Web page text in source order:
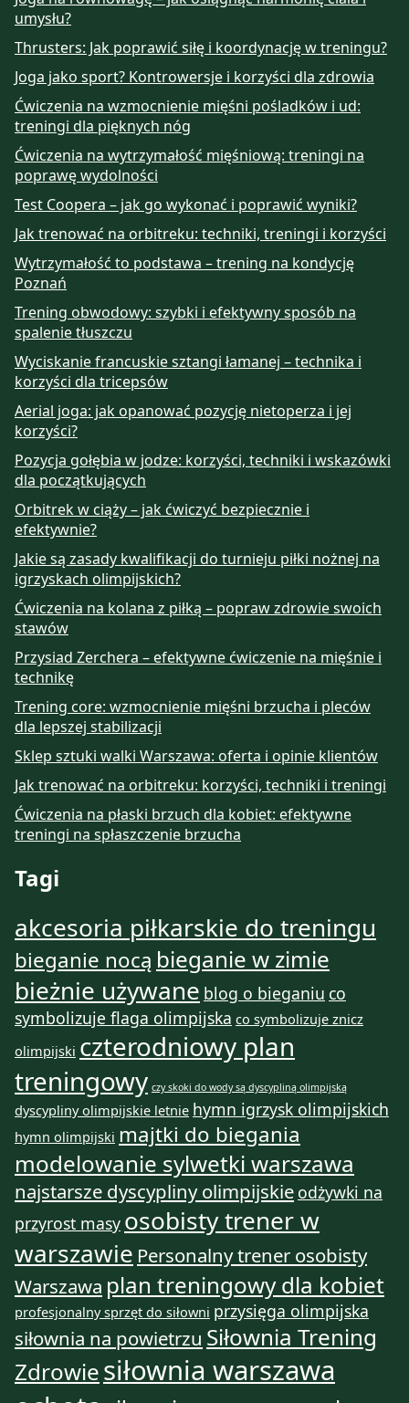
umysłu?
Thrusters: Jak poprawić siłę i koordynację w treningu?
Joga jako sport? Kontrowersje i korzyści dla zdrowia
Ćwiczenia na wzmocnienie mięśni pośladków i ud:
treningi dla pięknych nóg
Ćwiczenia na wytrzymałość mięśniową: treningi na
poprawę wydolności
Test Coopera – jak go wykonać i poprawić wyniki?
Jak trenować na orbitreku: techniki, treningi i korzyści
Wytrzymałość to podstawa – trening na kondycję
Poznań
Trening obwodowy: szybki i efektywny sposób na
spalenie tłuszczu
Wyciskanie francuskie sztangi łamanej – technika i
korzyści dla tricepsów
Aerial joga: jak opanować pozycję nietoperza i jej
korzyści?
Pozycja gołębia w jodze: korzyści, techniki i wskazówki
dla początkujących
Orbitrek w ciąży – jak ćwiczyć bezpiecznie i
efektywnie?
Jakie są zasady kwalifikacji do turnieju piłki nożnej na
igrzyskach olimpijskich?
Ćwiczenia na kolana z piłką – popraw zdrowie swoich
stawów
Przysiad Zerchera – efektywne ćwiczenie na mięśnie i
technikę
Trening core: wzmocnienie mięśni brzucha i pleców
dla lepszej stabilizacji
Sklep sztuki walki Warszawa: oferta i opinie klientów
Jak trenować na orbitreku: korzyści, techniki i treningi
Ćwiczenia na płaski brzuch dla kobiet: efektywne
treningi na spłaszczenie brzucha
Tagi
akcesoria piłkarskie do treningu
bieganie nocą bieganie w zimie
bieżnie używane blog o bieganiu co
symbolizuje flaga olimpijska co symbolizuje znicz
olimpijski czterodniowy plan
treningowy czy skoki do wody są dyscypliną olimpijską
dyscypliny olimpijskie letnie hymn igrzysk olimpijskich
hymn olimpijski majtki do biegania
modelowanie sylwetki warszawa
najstarsze dyscypliny olimpijskie odżywki na
przyrost masy osobisty trener w
warszawie Personalny trener osobisty
Warszawa plan treningowy dla kobiet
profesjonalny sprzęt do siłowni przysięga olimpijska
siłownia na powietrzu Siłownia Trening
Zdrowiesiłownia warszawa